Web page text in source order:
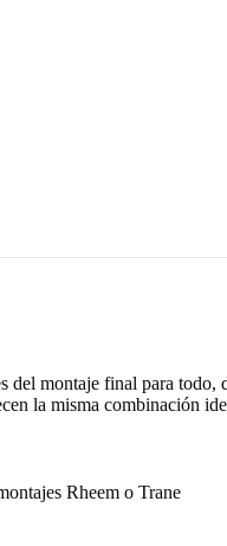
montaje final para todo,
misma combinación
Rheem o Trane